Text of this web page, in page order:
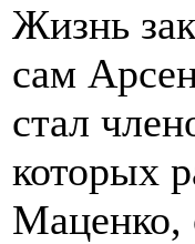
Жизнь
сам
стал
которых
Маценко,